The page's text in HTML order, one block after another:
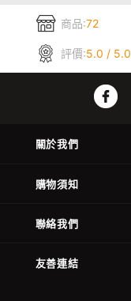
商品:72
評價:5.0 / 5.0
關於我們
購物須知
聯絡我們
友善連結